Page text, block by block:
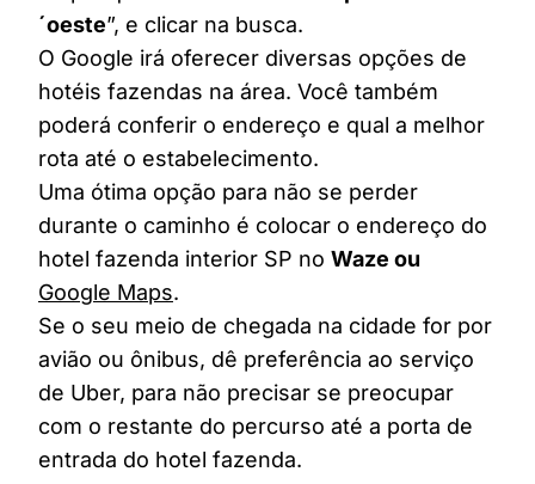
´oeste”, e clicar na busca.
O Google irá oferecer diversas opções de
hotéis fazendas na área. Você também
poderá conferir o endereço e qual a melhor
rota até o estabelecimento.
Uma ótima opção para não se perder
durante o caminho é colocar o endereço do
hotel fazenda interior SP no Waze ou
Google Maps.
Se o seu meio de chegada na cidade for por
avião ou ônibus, dê preferência ao serviço
de Uber, para não precisar se preocupar
com o restante do percurso até a porta de
entrada do hotel fazenda.